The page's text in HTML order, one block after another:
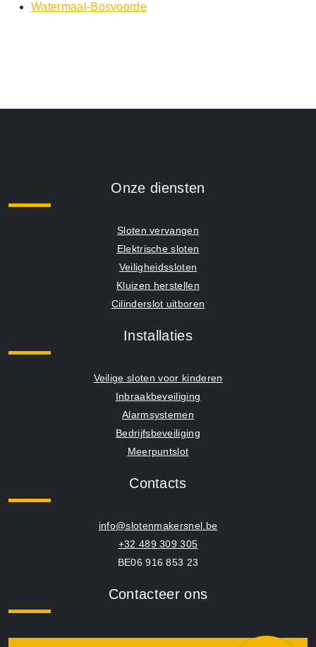
Watermaal-Bosvoorde
Onze diensten
Sloten vervangen
Elektrische sloten
Veiligheidssloten
Kluizen herstellen
Cilinderslot uitboren
Installaties
Veilige sloten voor kinderen
Inbraakbeveiliging
Alarmsystemen
Bedrijfsbeveiliging
Meerpuntslot
Contacts
info@slotenmakersnel.be
+32 489 309 305
BE06 916 853 23
Contacteer ons